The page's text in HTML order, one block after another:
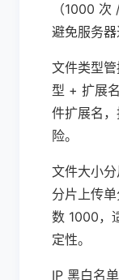
（1000
避免服务器
文件类型
型 + 扩展
件扩展名
险。
文件大小
分片上传
数 1000，
定性。
IP 黑白名